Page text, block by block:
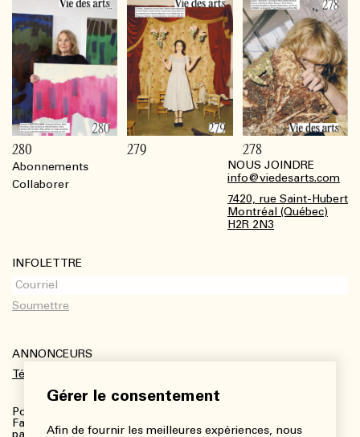
Gérer le consentement
Afin de fournir les meilleures expériences, nous
Abonnements
Collaborer
NOUS JOINDRE
info@viedesarts.com
7420, rue Saint-Hubert
Montréal (Québec)
H2R 2N3
INFOLETTRE
ANNONCEURS
Télécharger le kit média
Pour plus de renseignements :
Fanny Charbonneau, Responsable des communications,
280 279 278